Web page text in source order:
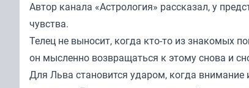
Автор канала «Астрология» рассказал, у
чувства.
Телец не выносит, когда кто-то из знакомых
он мысленно возвращаться к этому снова и
Для Льва становится ударом, когда